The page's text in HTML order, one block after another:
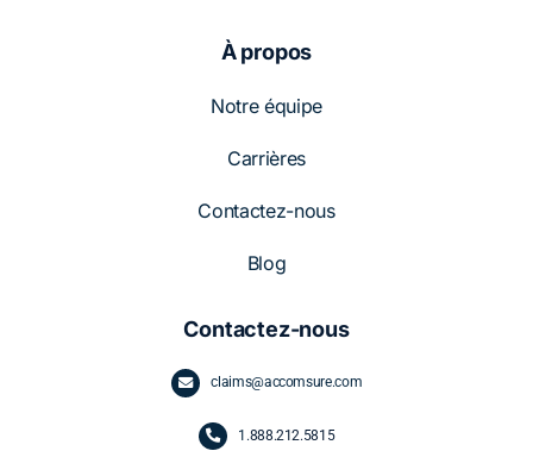
À propos
Notre équipe
Carrières
Contactez-nous
Blog
Contactez-nous
claims@accomsure.com
1.888.212.5815